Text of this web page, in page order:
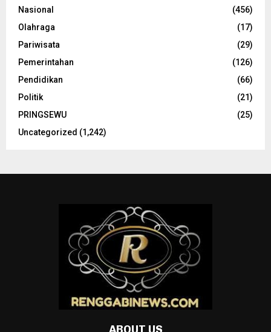
Nasional
(456)
Olahraga
(17)
Pariwisata
(29)
Pemerintahan
(126)
Pendidikan
(66)
Politik
(21)
PRINGSEWU
(25)
Uncategorized (1,242)